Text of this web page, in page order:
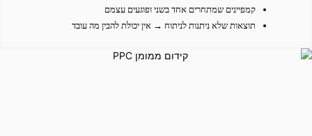
קמפיינים שמתחרים אחד בשני ופוגעים עצמם
תוצאות שלא ניתנות לניתוח → אין יכולת להבין מה עובד